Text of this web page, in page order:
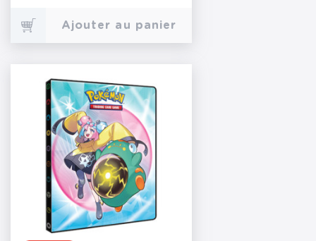
Ajouter au panier